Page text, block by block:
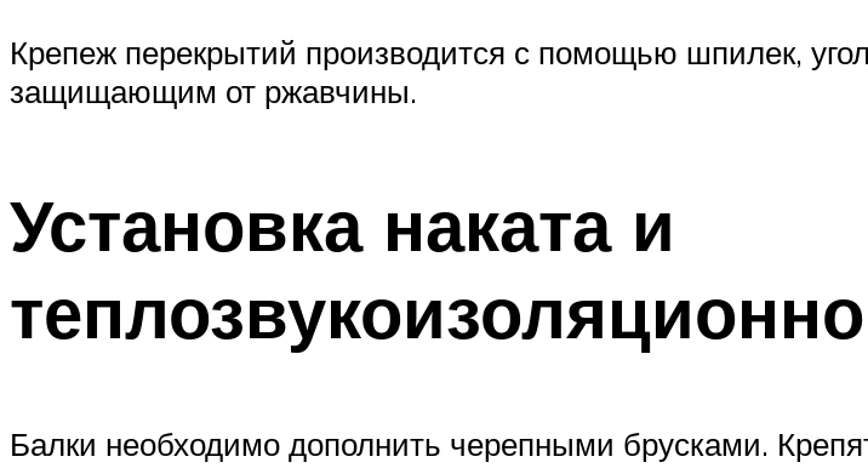
Крепеж перекрытий производится с помощью шпилек,
защищающим от ржавчины.
Установка наката и
Балки необходимо дополнить черепными брусками.